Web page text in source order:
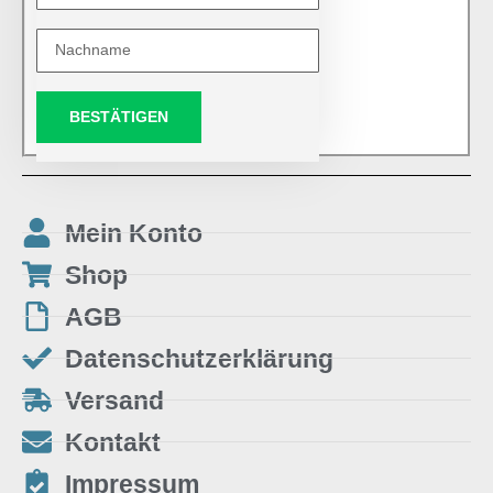
BESTÄTIGEN
Mein Konto
Shop
AGB
Datenschutzerklärung
Versand
Kontakt
Impressum